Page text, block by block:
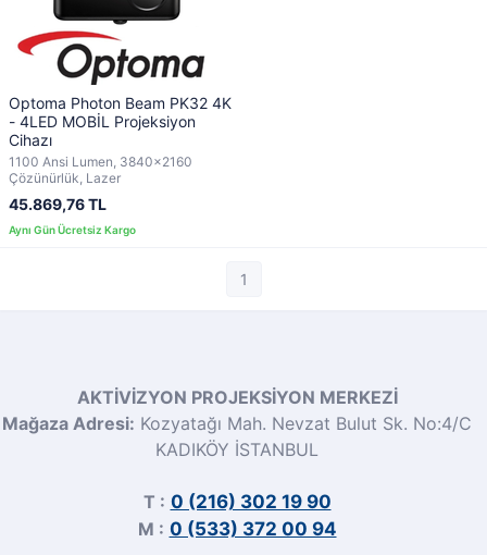
Optoma Photon Beam PK32 4K
- 4LED MOBİL Projeksiyon
Cihazı
1100 Ansi Lumen, 3840x2160
Çözünürlük, Lazer
45.869,76 TL
1
AKTİVİZYON PROJEKSİYON MERKEZİ
Mağaza Adresi: Kozyatağı Mah. Nevzat Bulut Sk. No:4/C
KADIKÖY İSTANBUL
T : 0 (216) 302 19 90
M : 0 (533) 372 00 94